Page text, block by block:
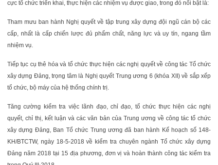
cực tổ chức triển khai, thực hiện các nhiệm vụ được giao, trong đó nổi bật là:
Tham mưu ban hành Nghị quyết về tập trung xây dựng đội ngũ cán bộ các
cấp, nhất là cấp chiến lược đủ phẩm chất, năng lực và uy tín, ngang tầm
nhiệm vụ.
Tiếp tục cụ thê hóa và tổ chức thực hiện các nghị quyết về công tác Tổ chức
xây dựng Đảng, trọng tâm là Nghị quyết Trung ương 6 (khóa XII) về sắp xếp
tổ chức, bộ máy của hệ thống chính trị.
Tăng cường kiểm tra việc lãnh đạo, chỉ đạo, tổ chức thực hiện các nghị
quyết, chỉ thị, kết luận và các văn bản của Trung ương về công tác tổ chức
xây dựng Đảng, Ban Tổ chức Trung ương đã ban hành Kế hoạch số 148-
KH/BTCTW, ngày 18-5-2018 về kiểm tra chuyên ngành Tổ chức xây dựng
Đảng năm 2018 tại 15 địa phương, đơn vị và hoàn thành công tác kiểm tra